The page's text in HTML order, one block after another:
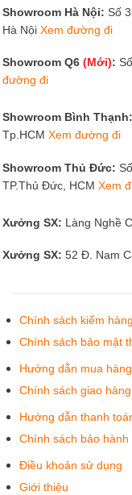
Showroom Hà Nội: Số
Hà Nội Xem đường đi
Showroom Q6 (Mới):
đường đi
Showroom Bình Thạnh:
Tp.HCM Xem đường đi
Showroom Thủ Đức:
TP.Thủ Đức, HCM Xem
Xưởng SX: Làng Nghề
Xưởng SX: 52 Đ. Nam
Chính sách kiểm hàng
Chính sách bảo mật
Hướng dẫn mua hàng
Chính sách giao hàng
Hướng dẫn thanh
Chính sách bảo hành
Điều khoản sử dụng
Giới thiệu